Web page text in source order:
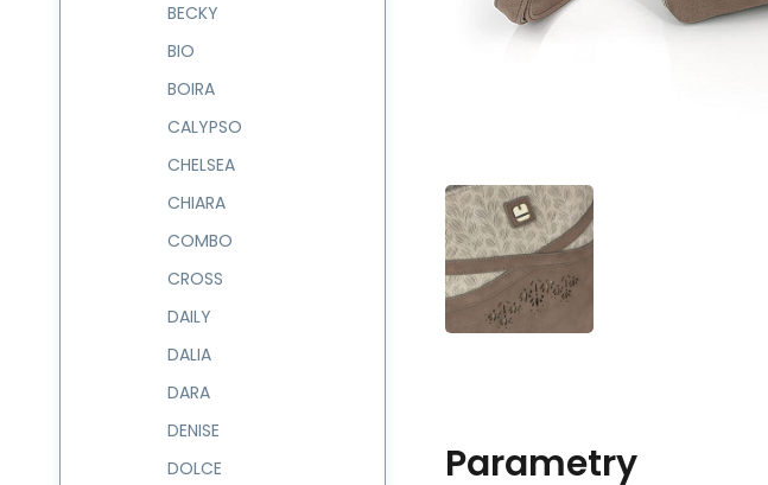
Parametry
BECKY
BIO
BOIRA
CALYPSO
CHELSEA
CHIARA
COMBO
CROSS
DAILY
DALIA
DARA
DENISE
DOLCE